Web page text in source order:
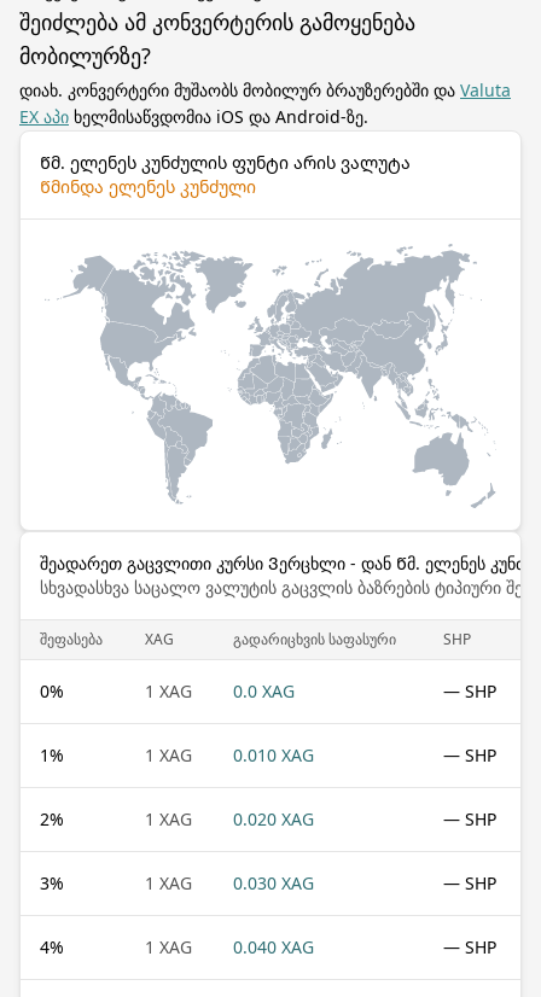
შეიძლება ამ კონვერტერის გამოყენება
მობილურზე?
დიახ. კონვერტერი მუშაობს მობილურ ბრაუზერებში და Valuta
EX აპი ხელმისაწვდომია iOS და Android-ზე.
Წმ. ელენეს კუნძულის ფუნტი არის ვალუტა
Წმინდა ელენეს კუნძული
შეადარეთ გაცვლითი კურსი Ვერცხლი - დან Წმ. ელენეს
სხვადასხვა საცალო ვალუტის გაცვლის ბაზრების ტიპიური
შეფასება XAG გადარიცხვის საფასური SHP
0% 1 XAG 0.0 XAG — SHP
1% 1 XAG 0.010 XAG — SHP
2% 1 XAG 0.020 XAG — SHP
3% 1 XAG 0.030 XAG — SHP
4% 1 XAG 0.040 XAG — SHP